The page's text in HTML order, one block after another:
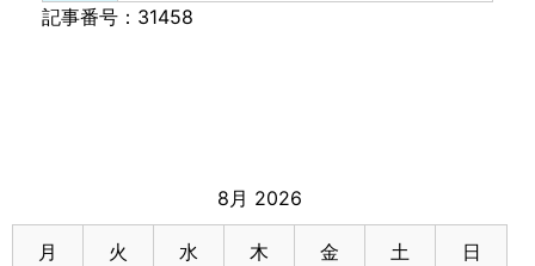
記事番号：31458
8月 2026
月 火 水 木 金 土 日